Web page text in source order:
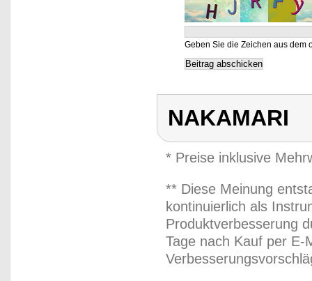
Geben Sie die Zeichen aus dem
NAKAMARI
* Preise inklusive
** Diese Meinung
kontinuierlich als
Produktverbesserung
Tage nach Kauf per E-